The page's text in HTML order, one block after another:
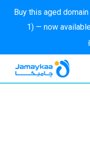
Buy this aged
1) — now